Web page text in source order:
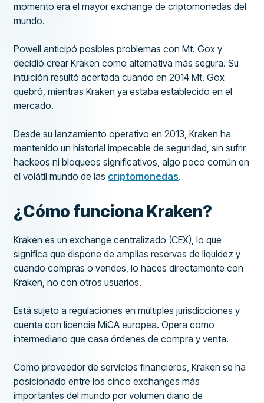
momento era el mayor exchange de criptomonedas del
mundo.
Powell anticipó posibles problemas con Mt. Gox y
decidió crear Kraken como alternativa más segura. Su
intuición resultó acertada cuando en 2014 Mt. Gox
quebró, mientras Kraken ya estaba establecido en el
mercado.
Desde su lanzamiento operativo en 2013, Kraken ha
mantenido un historial impecable de seguridad, sin sufrir
hackeos ni bloqueos significativos, algo poco común en
el volátil mundo de las criptomonedas.
¿Cómo funciona Kraken?
Kraken es un exchange centralizado (CEX), lo que
significa que dispone de amplias reservas de liquidez y
cuando compras o vendes, lo haces directamente con
Kraken, no con otros usuarios.
Está sujeto a regulaciones en múltiples jurisdicciones y
cuenta con licencia MiCA europea. Opera como
intermediario que casa órdenes de compra y venta.
Como proveedor de servicios financieros, Kraken se ha
posicionado entre los cinco exchanges más
importantes del mundo por volumen diario de